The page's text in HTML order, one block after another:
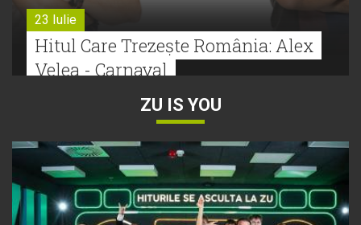
23 Iulie
Hitul Care Trezește România: Alex
Velea - Carnaval
Bătălie strânsă la Hitul Monstru Al
Verii: Cabron versus Faydee
21 Iulie
ZU IS YOU